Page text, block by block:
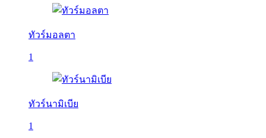
ทัวร์มอลตา
1
ทัวร์นามิเบีย
1